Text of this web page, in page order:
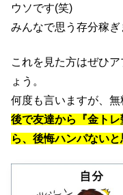
ウソです(笑)
みんなで思う存分稼
これを見た方はぜひ
ょう。
何度も言いますが、無
後で友達から『金ト
ら、後悔ハンパないと